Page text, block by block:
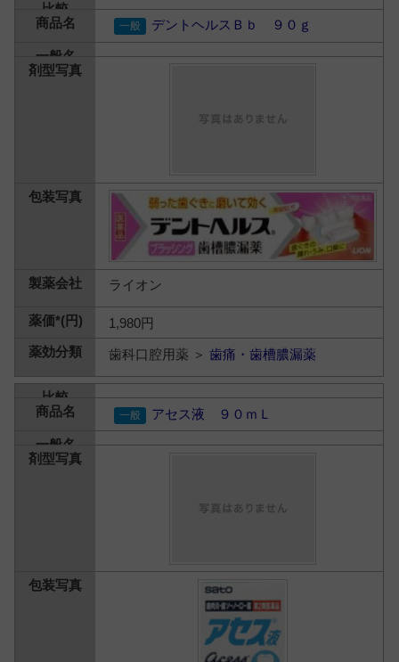
デントヘルスＢｂ ９０ｇ
ライオン
1,980円
歯科口腔用薬 ＞歯痛・歯槽膿漏薬
アセス液 ９０ｍＬ